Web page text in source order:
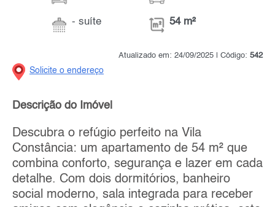
- suíte 54 m²
Atualizado em: 24/09/2025 | Código: 542
Solicite o endereço
Descrição do Imóvel
Descubra o refúgio perfeito na Vila
Constância: um apartamento de 54 m² que
combina conforto, segurança e lazer em cada
detalhe. Com dois dormitórios, banheiro
social moderno, sala integrada para receber